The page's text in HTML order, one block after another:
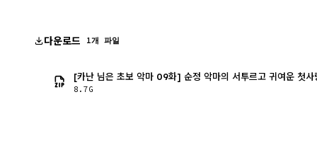
다운로드 1개 파일
[카난 님은 초보 악마 09화] 순정 악마의 서투르고 귀여운 첫사
8.7G